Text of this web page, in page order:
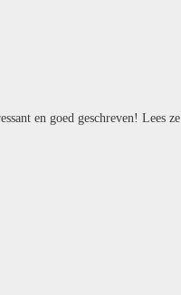
en goed geschreven! Lees ze